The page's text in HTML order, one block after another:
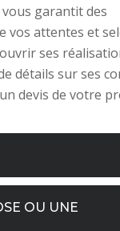
garantit des
vos attentes et
ses
détails sur ses
devis de votre
OU UNE